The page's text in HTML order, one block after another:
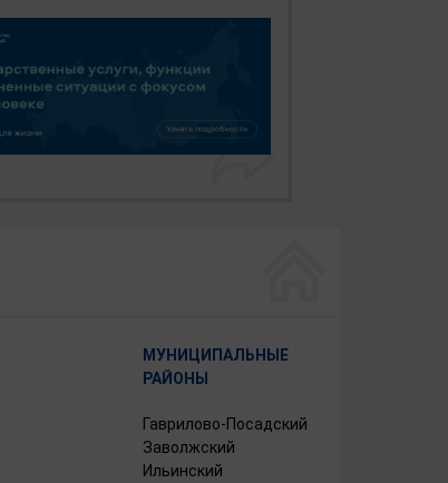
МУНИЦИПАЛЬНЫЕ
РАЙОНЫ
Гаврилово-Посадский
Заволжский
Ильинский